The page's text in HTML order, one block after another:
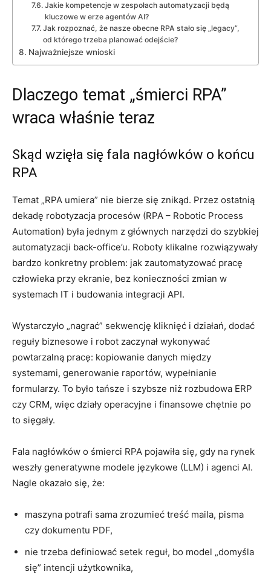
Jakie kompetencje w zespołach automatyzacji będą
kluczowe w erze agentów AI?
Jak rozpoznać, że nasze obecne RPA stało się „legacy”,
od którego trzeba planować odejście?
Najważniejsze wnioski
Dlaczego temat „śmierci RPA”
wraca właśnie teraz
Skąd wzięła się fala nagłówków o końcu
RPA
Temat „RPA umiera” nie bierze się znikąd. Przez ostatnią
dekadę robotyzacja procesów (RPA – Robotic Process
Automation) była jednym z głównych narzędzi do szybkiej
automatyzacji back-office’u. Roboty klikalne rozwiązywały
bardzo konkretny problem: jak zautomatyzować pracę
człowieka przy ekranie, bez konieczności zmian w
systemach IT i budowania integracji API.
Wystarczyło „nagrać” sekwencję kliknięć i działań, dodać
reguły biznesowe i robot zaczynał wykonywać
powtarzalną pracę: kopiowanie danych między
systemami, generowanie raportów, wypełnianie
formularzy. To było tańsze i szybsze niż rozbudowa ERP
czy CRM, więc działy operacyjne i finansowe chętnie po
to sięgały.
Fala nagłówków o śmierci RPA pojawiła się, gdy na rynek
weszły generatywne modele językowe (LLM) i agenci AI.
Nagle okazało się, że:
maszyna potrafi sama zrozumieć treść maila, pisma
czy dokumentu PDF,
nie trzeba definiować setek reguł, bo model „domyśla
się” intencji użytkownika,